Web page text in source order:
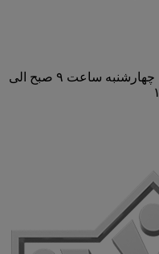
شنبه تا چهارشنبه ساعت ۹ صبح الی